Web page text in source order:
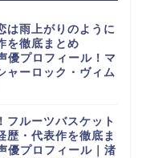
は雨上がりのように
を徹底まとめ
優プロフィール！マ
ャーロック・ヴィム
フルーツバスケット
歴・代表作を徹底ま
優プロフィール｜渚